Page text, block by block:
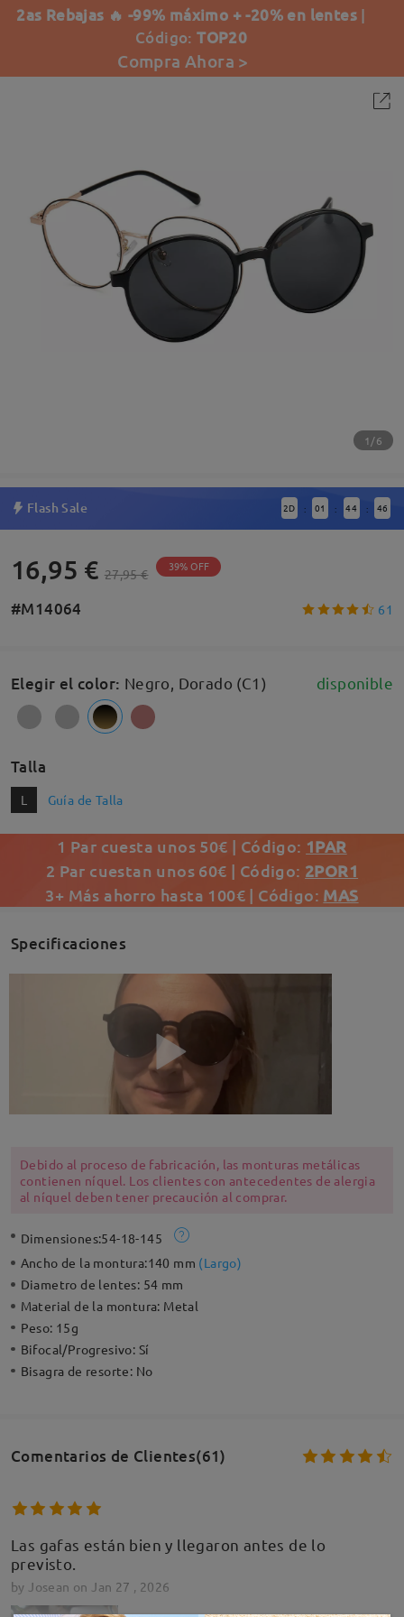
2as Rebajas 🔥 -99% máximo + -20% en lentes |
Código:TOP20
Compra Ahora >
1/6
Flash Sale 2D : 01 : 44 : 45
16,95 € 27,95 € 39% OFF
#M14064 61
Elegir el color: Negro, Dorado (C1) disponible
Talla
L Guía de Talla
1 Par cuesta unos 50€ | Código: 1PAR
2 Par cuestan unos 60€ | Código: 2POR1
3+ Más ahorro hasta 100€ | Código: MAS
Specificaciones
Debido al proceso de fabricación, las monturas metálicas
contienen níquel. Los clientes con antecedentes de alergia
al níquel deben tener precaución al comprar.
Dimensiones:54-18-145
Ancho de la montura:140 mm (Largo)
Diametro de lentes: 54 mm
Material de la montura: Metal
Peso: 15g
Bifocal/Progresivo: Sí
Bisagra de resorte: No
Comentarios de Clientes(61)
Las gafas están bien y llegaron antes de lo
previsto.
by Josean on Jan 27 , 2026